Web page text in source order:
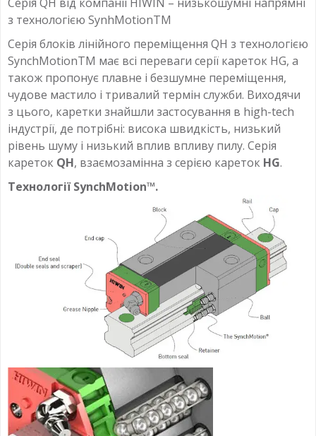
з технологією SynhMotionTM
Серія блоків лінійного переміщення QH з технологією
SynchMotionTM має всі переваги серії кареток HG, а
також пропонує плавне і безшумне переміщення,
чудове мастило і тривалий термін служби. Виходячи
з цього, каретки знайшли застосування в high-tech
індустрії, де потрібні: висока швидкість, низький
рівень шуму і низький вплив впливу пилу. Серія
кареток QH, взаємозамінна з серією кареток HG.
Технології SynchMotion™.